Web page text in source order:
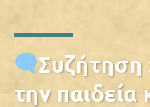
Συζήτηση
την παιδεία